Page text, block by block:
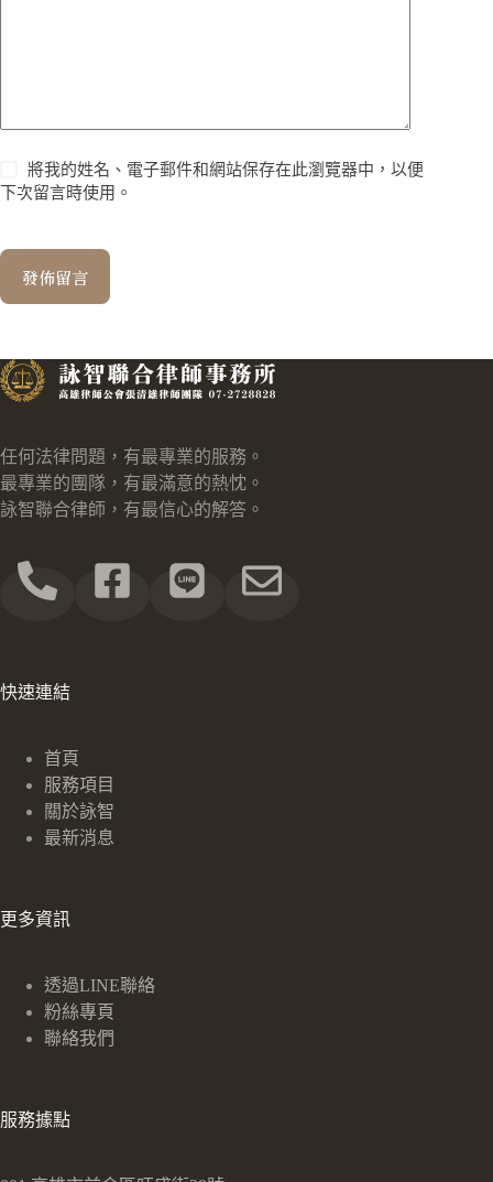
將我的姓名、電子郵件和網站保存在此瀏覽器中，以便
下次留言時使用。
發佈留言
任何法律問題，有最專業的服務。
最專業的團隊，有最滿意的熱忱。
詠智聯合律師，有最信心的解答。
快速連結
首頁
服務項目
關於詠智
最新消息
更多資訊
透過LINE聯絡
粉絲專頁
聯絡我們
服務據點